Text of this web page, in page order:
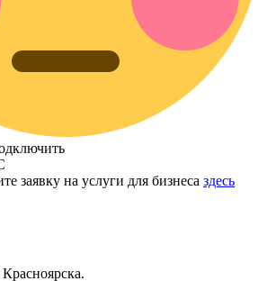
заявку на услуги для бизнеса здесь